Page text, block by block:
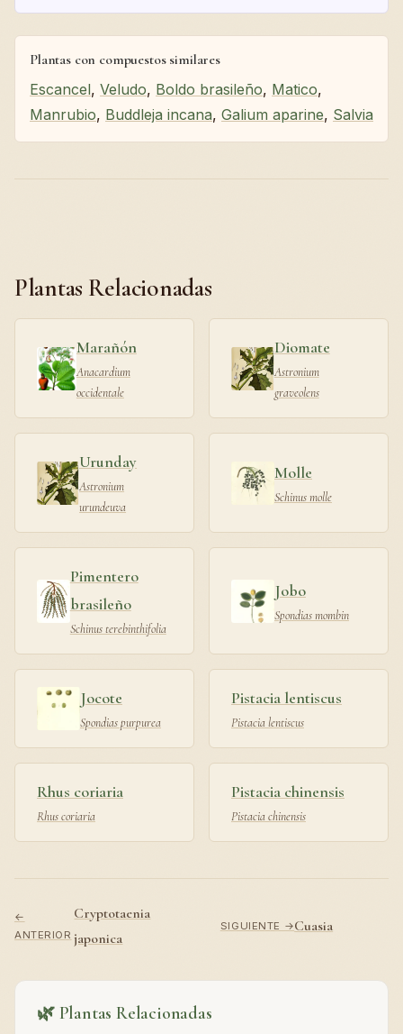
Plantas con compuestos similares
Escancel, Veludo, Boldo brasileño, Matico,
Manrubio, Buddleja incana, Galium aparine, Salvia
Plantas Relacionadas
Marañón
Anacardium
occidentale
Diomate
Astronium
graveolens
Urunday
Astronium
urundeuva
Molle
Schinus molle
Pimentero
brasileño
Schinus terebinthifolia
Jobo
Spondias mombin
Jocote
Spondias purpurea
Pistacia lentiscus
Pistacia lentiscus
Rhus coriaria
Rhus coriaria
Pistacia chinensis
Pistacia chinensis
←
ANTERIOR
Cryptotaenia
japonica
SIGUIENTE →Cuasia
🌿 Plantas Relacionadas